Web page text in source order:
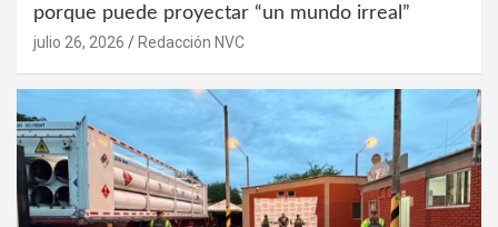
porque puede proyectar “un mundo irreal”
julio 26, 2026 Redacción NVC